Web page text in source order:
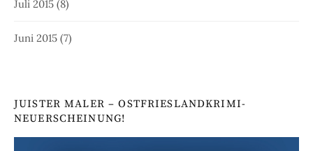
Juli 2015 (8)
Juni 2015 (7)
JUISTER MALER – OSTFRIESLANDKRIMI-
NEUERSCHEINUNG!